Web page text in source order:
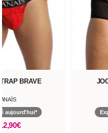
BRAVE
ANAÏS
aujourd'hui*